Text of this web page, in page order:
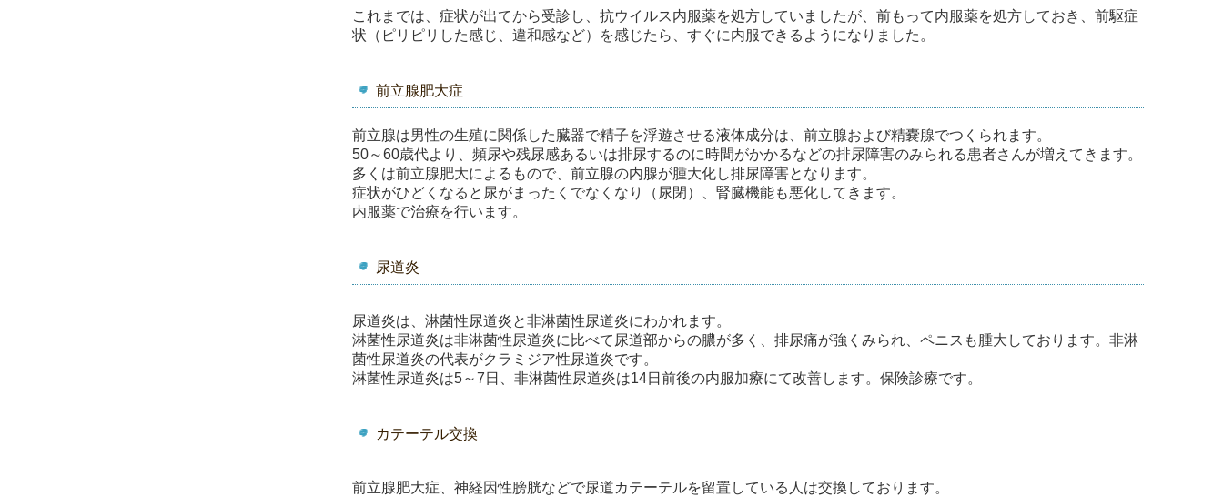
これまでは、症状が出てから受診し、抗ウイルス内服薬を処方していましたが、前もって内服薬を処方しておき、前駆症
状（ピリピリした感じ、違和感など）を感じたら、すぐに内服できるようになりました。
前立腺肥大症
前立腺は男性の生殖に関係した臓器で精子を浮遊させる液体成分は、前立腺および精嚢腺でつくられます。
50～60歳代より、頻尿や残尿感あるいは排尿するのに時間がかかるなどの排尿障害のみられる患者さんが増えてきます。
多くは前立腺肥大によるもので、前立腺の内腺が腫大化し排尿障害となります。
症状がひどくなると尿がまったくでなくなり（尿閉）、腎臓機能も悪化してきます。
内服薬で治療を行います。
尿道炎
尿道炎は、淋菌性尿道炎と非淋菌性尿道炎にわかれます。
淋菌性尿道炎は非淋菌性尿道炎に比べて尿道部からの膿が多く、排尿痛が強くみられ、ペニスも腫大しております。非淋
菌性尿道炎の代表がクラミジア性尿道炎です。
淋菌性尿道炎は5～7日、非淋菌性尿道炎は14日前後の内服加療にて改善します。保険診療です。
カテーテル交換
前立腺肥大症、神経因性膀胱などで尿道カテーテルを留置している人は交換しております。